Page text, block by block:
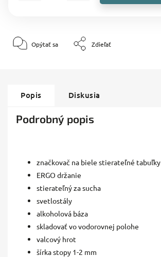
Opýtať sa Zdieľať
Popis Diskusia
Podrobný popis
značkovač na biele stierateľné tabuľky
ERGO držanie
stierateľný za sucha
svetlostály
alkoholová báza
skladovať vo vodorovnej polohe
valcový hrot
šírka stopy 1-2 mm